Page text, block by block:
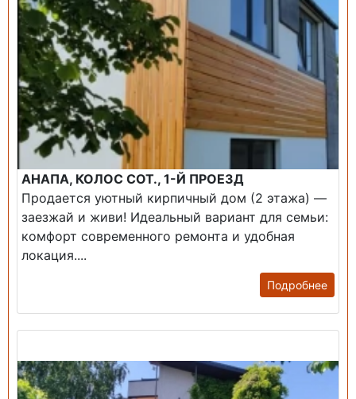
АНАПА, КОЛОС СОТ., 1-Й ПРОЕЗД
Продается уютный кирпичный дом (2 этажа) —
заезжай и живи! ​Идеальный вариант для семьи:
комфорт современного ремонта и удобная
локация....
Подробнее